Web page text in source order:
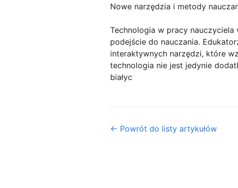
Nowe narzędzia i metody
Technologia w pracy
podejście do nauczania.
interaktywnych narzędzi, które
technologia nie jest jedynie
białyc
← Powrót do listy artykułów